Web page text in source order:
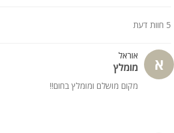
5 חוות דעת
א אוראל
מומלץ
מקום מושלם ומומלץ בחום!!